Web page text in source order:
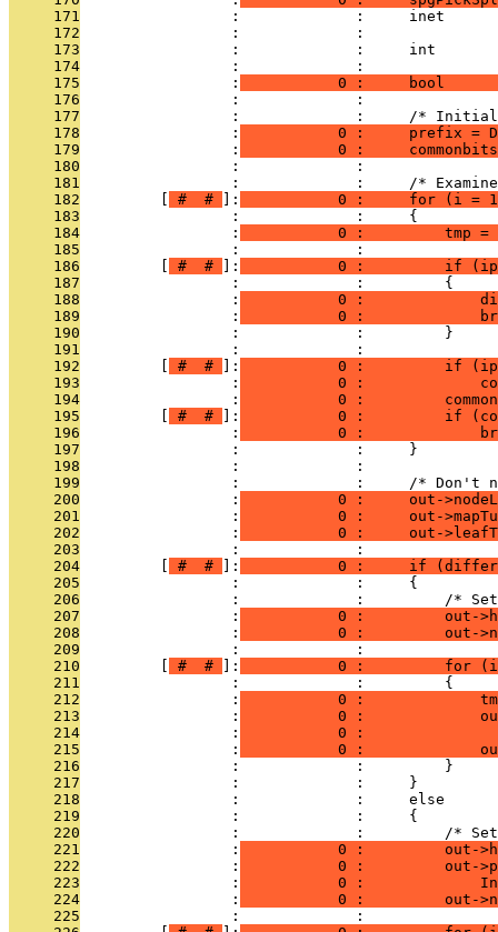
     171
:             :     inet
     172
:             :
     173
:             :     int
     174
:             :
     175
                 :
0 :     bool
     176
                 :             :
     177
:             :     /*
     178
                 :
0 :     prefix =
     179
                 :
0 :
     180
                 :             :
     181
:             :     /*
     182
# # ]:
0 :     for (i =
     183
                 :             :     {
     184
                 :
0 :         tmp =
     185
                 :             :
     186
# # ]:
0 :         if
     187
                 :             :         {
     188
                 :
0 :
     189
                 :
0 :
     190
                 :             :         }
     191
                 :             :
     192
# # ]:
0 :         if
     193
                 :
0 :
     194
                 :
0 :
     195
# # ]:
0 :         if
     196
                 :
0 :
     197
                 :             :     }
     198
                 :             :
     199
:             :     /* Don't
     200
                 :
0 :     out-
     201
                 :
0 :     out-
     202
                 :
0 :     out-
     203
                 :             :
     204
# # ]:
0 :     if
     205
                 :             :     {
     206
:             :         /*
     207
                 :
0 :         out-
     208
                 :
0 :         out-
     209
                 :             :
     210
# # ]:
0 :         for
     211
                 :             :         {
     212
                 :
0 :
     213
                 :
0 :
     214
                 :
0 :
     215
                 :
0 :
     216
                 :             :         }
     217
                 :             :     }
     218
                 :             :     else
     219
                 :             :     {
     220
:             :         /*
     221
                 :
0 :         out-
     222
                 :
0 :         out-
     223
                 :
0 :
     224
                 :
0 :         out-
     225
                 :             :